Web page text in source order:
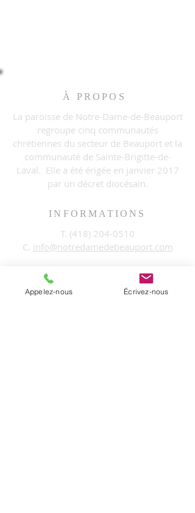
À PROPOS
La paroisse de Notre-Dame-de-Beauport
regroupe cinq communautés
chrétiennes du secteur de Beauport et la
communauté de Sainte-Brigitte-de-
Laval. Elle a été érigée en janvier 2017
par un décret diocésain.
INFORMATIONS
T. (418) 204-0510
C. info@notredamedebeauport.com
Bureau administratif:
3325, rue Loyola,
Appelez-nous Écrivez-nous